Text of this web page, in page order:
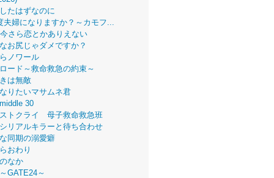
たはずなのに
夫婦になりますか？～カモフ...
さら恋とかありえない
お尻じゃダメですか？
ノワール
ード～救命救急の約束～
は無敵
りたいマサムネ君
30
トクライ 母子救命救急班
リアルキラーと待ち合わせ
同期の溺愛癖
おわり
なか
GATE24～